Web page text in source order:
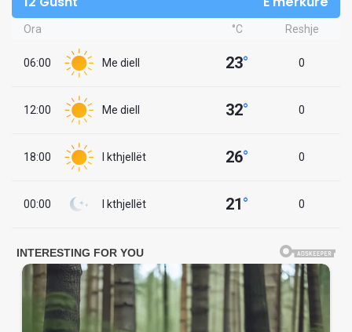
Ora °C Reshje
06:00 Me diell 23° 0
12:00 Me diell 32° 0
18:00 I kthjellët 26° 0
00:00 I kthjellët 21° 0